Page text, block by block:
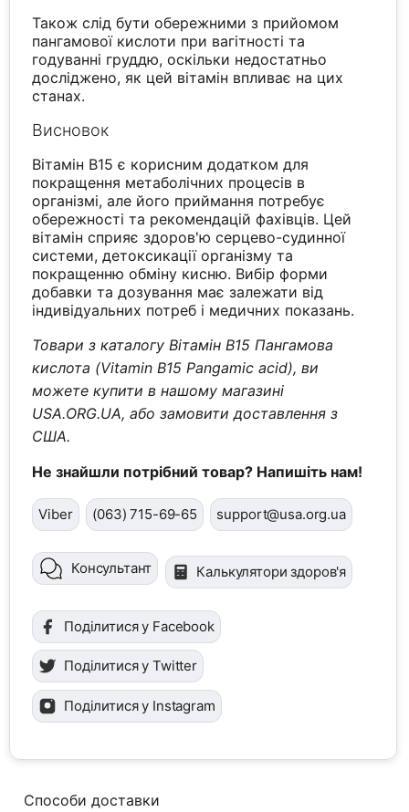
Також слід бути обережними з прийомом
пангамової кислоти при вагітності та
годуванні груддю, оскільки недостатньо
досліджено, як цей вітамін впливає на цих
станах.
Висновок
Вітамін B15 є корисним додатком для
покращення метаболічних процесів в
організмі, але його приймання потребує
обережності та рекомендацій фахівців. Цей
вітамін сприяє здоров'ю серцево-судинної
системи, детоксикації організму та
покращенню обміну кисню. Вибір форми
добавки та дозування має залежати від
індивідуальних потреб і медичних показань.
Товари з каталогу Вітамін B15 Пангамова
кислота (Vitamin B15 Pangamic acid), ви
можете купити в нашому магазині
USA.ORG.UA, або замовити доставлення з
США.
Не знайшли потрібний товар? Напишіть нам!
Viber (063) 715-69-65 support@usa.org.ua
Консультант Калькулятори здоров'я
Поділитися у Facebook
Поділитися у Twitter
Поділитися у Instagram
Способи доставки